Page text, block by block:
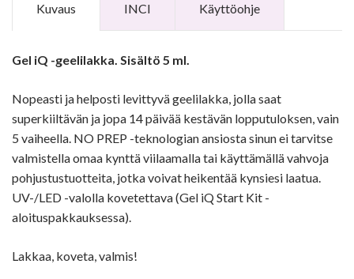
Kuvaus INCI Käyttöohje
Gel iQ -geelilakka. Sisältö 5 ml.
Nopeasti ja helposti levittyvä geelilakka, jolla saat
superkiiltävän ja jopa 14 päivää kestävän lopputuloksen, vain
5 vaiheella. NO PREP -teknologian ansiosta sinun ei tarvitse
valmistella omaa kynttä viilaamalla tai käyttämällä vahvoja
pohjustustuotteita, jotka voivat heikentää kynsiesi laatua.
UV-/LED -valolla kovetettava (Gel iQ Start Kit -
aloituspakkauksessa).
Lakkaa, koveta, valmis!